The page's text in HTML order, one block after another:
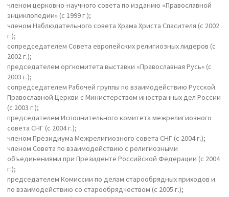
членом церковно-научного совета по изданию «Православной
энциклопедии» (с 1999 г.);
членом Наблюдательного совета Храма Христа Спасителя (с 2002
г.);
сопредседателем Совета европейских религиозных лидеров (с
2002 г.);
председателем оргкомитета выставки «Православная Русь» (с
2003 г.);
сопредседателем Рабочей группы по взаимодействию Русской
Православной Церкви с Министерством иностранных дел России
(с 2003 г.);
председателем Исполнительного комитета межрелигиозного
совета СНГ (с 2004 г.);
членом Президиума Межрелигиозного совета СНГ (с 2004 г.);
членом Совета по взаимодействию с религиозными
объединениями при Президенте Российской Федерации (с 2004
г.);
председателем Комиссии по делам старообрядных приходов и
по взаимодействию со старообрядчеством (с 2005 г.);